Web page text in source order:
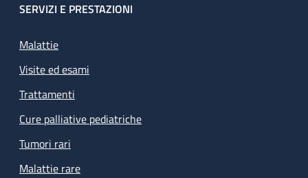
SERVIZI E PRESTAZIONI
Malattie
Visite ed esami
Trattamenti
Cure palliative pediatriche
Tumori rari
Malattie rare